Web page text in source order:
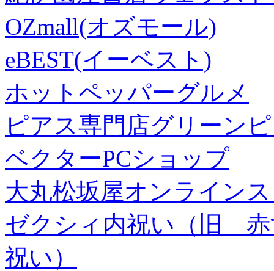
OZmall(オズモール)
eBEST(イーベスト)
ホットペッパーグルメ
ピアス専門店グリーン
ベクターPCショップ
大丸松坂屋オンライン
ゼクシィ内祝い（旧 赤
祝い）